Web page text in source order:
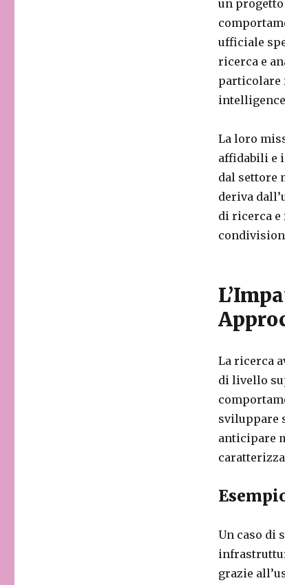
un
ufficiale
ricerca e
particolare
La loro
affidabili e
dal settore
deriva
di ricerca e
La ricerca
di livello
sviluppare
anticipare
Un caso di
grazie